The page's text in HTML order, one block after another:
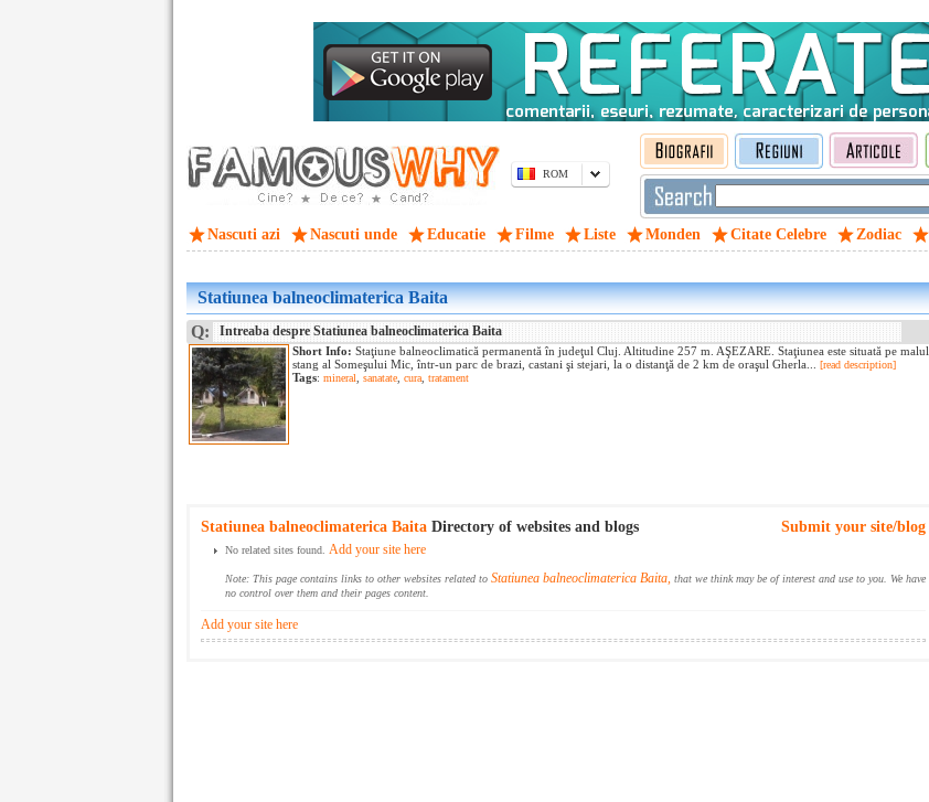
ROM
Nascuti azi Nascuti unde Educatie Filme Liste Monden Citate Celebre Zodiac
Statiunea balneoclimaterica Baita
Q: Intreaba despre Statiunea balneoclimaterica Baita
Short Info: Staţiune balneoclimatică permanentă în judeţul Cluj. Altitudine 257 m. AŞEZARE. Staţiunea este situată pe malul
stang al Someşului Mic, într-un parc de brazi, castani şi stejari, la o distanţă de 2 km de oraşul Gherla...
[read description]
Tags: mineral sanatate cura tratament
Submit your site/blog
Statiunea balneoclimaterica Baita Directory of websites and blogs
No related sites found. Add your site here
Note: This page contains links to other websites related to Statiunea balneoclimaterica Baita, that we think may be of interest and use to you. We have
no control over them and their pages content.
Add your site here